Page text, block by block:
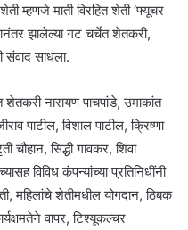
म्हणजे माती विरहित शेती ‘फ्यूचर
झालेल्या गट चर्चेत शेतकरी,
संवाद साधला.
नारायण पाचपांडे, उमाकांत
पाटील, विशाल पाटील, क्रिष्णा
चौहान, सिद्धी गावकर, शिवा
विविध कंपन्यांच्या प्रतिनिधींनी
महिलांचे शेतीमधील योगदान, ठिबक
वापर, टिश्यूकल्चर